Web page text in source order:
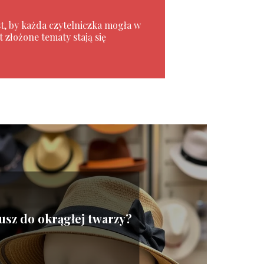
by każda czytelniczka mogła w
tematy stają się
do okrągłej twarzy?